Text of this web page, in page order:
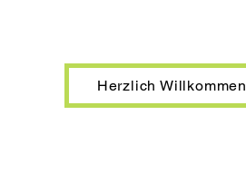
Herzlich Willkommen